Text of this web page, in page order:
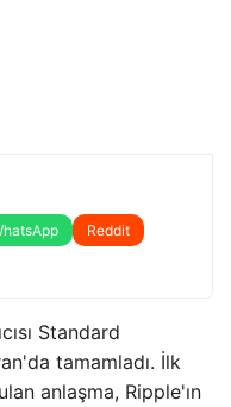
Reddit
Standard
tamamladı. İlk
anlaşma, Ripple'ın